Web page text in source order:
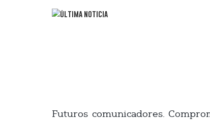
Futuros comunicadores.